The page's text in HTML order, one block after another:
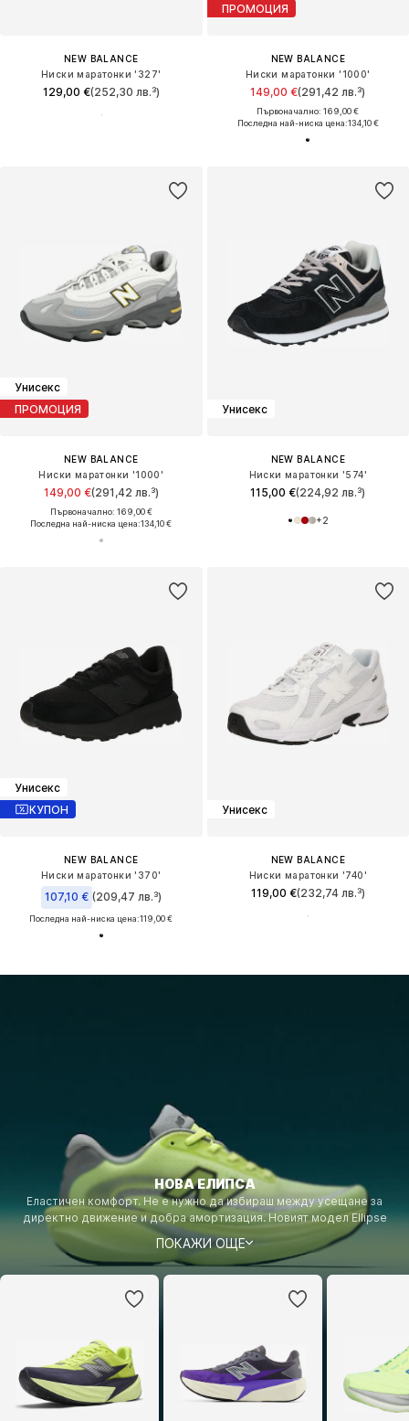
NEW BALANCE
Ниски маратонки '327'
129,00 €(252,30 лв.³)
ПРОМОЦИЯ
NEW BALANCE
Ниски маратонки '1000'
149,00 €(291,42 лв.³)
Първоначално: 169,00 €
Последна най-ниска цена:134,10 €
Унисекс
ПРОМОЦИЯ
NEW BALANCE
Ниски маратонки '1000'
149,00 €(291,42 лв.³)
Първоначално: 169,00 €
Последна най-ниска цена:134,10 €
Унисекс
NEW BALANCE
Ниски маратонки '574'
115,00 €(224,92 лв.³)
+2
Унисекс
КУПОН
NEW BALANCE
Ниски маратонки '370'
107,10 € (209,47 лв.³)
Последна най-ниска цена:119,00 €
Унисекс
NEW BALANCE
Ниски маратонки '740'
119,00 €(232,74 лв.³)
НОВА ЕЛИПСА
Еластичен комфорт. Не е нужно да избираш между усещане за
директно движение и добра амортизация. Новият модел Ellipse
съчетава приятен комфорт с еластична междинна подметка, за да
ти предостави изцяло ново усещане при ежедневните ти
тренировки.
ПОКАЖИ ОЩЕ